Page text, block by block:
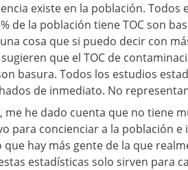
existe en la población. Todos
de la población tiene TOC son
cosa que si puedo decir con
que el TOC de
basura. Todos los estudios
de inmediato. No
me he dado cuenta que no tiene
para concienciar a la población e
que hay más gente de la que
estadísticas solo sirven para